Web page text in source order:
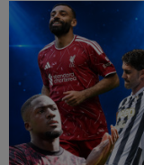
Digi Sport 1. Se
08:27
S-a încheiat
Alvarez
08:26
Vinicius
și Jose Mourinho,
08:19
Primul